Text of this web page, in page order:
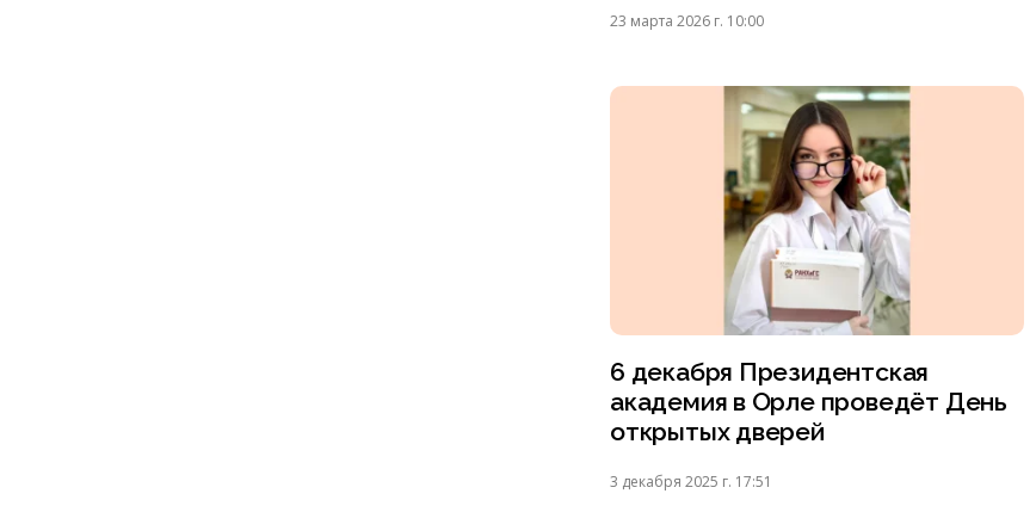
23 марта 2026 г. 10:00
6 декабря Президентская
академия в Орле проведёт День
открытых дверей
3 декабря 2025 г. 17:51